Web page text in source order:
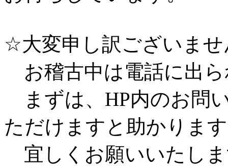
☆大変申し訳ございませ
お稽古中は電話に出
まずは、HP内のお問
ただけますと助かりま
宜しくお願いいたし